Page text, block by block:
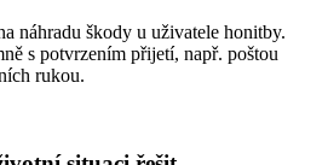
náhradu škody u uživatele honitby.
s potvrzením přijetí, např. poštou
rukou.